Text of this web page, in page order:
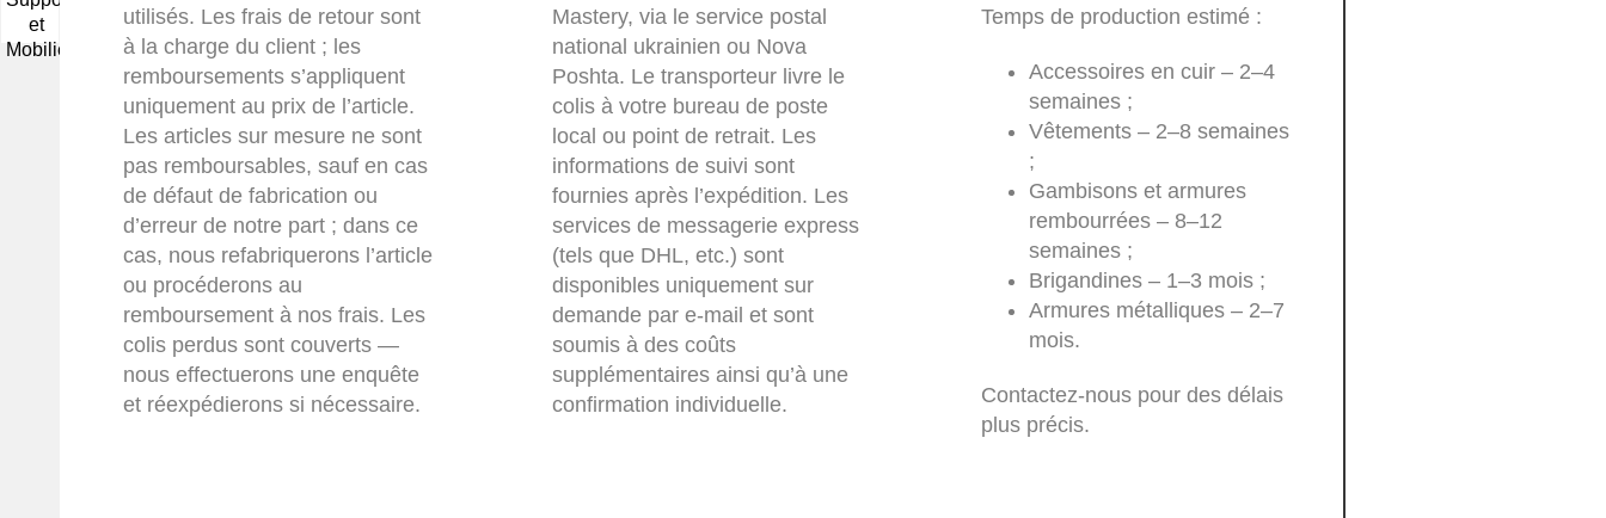
utilisés. Les frais de retour sont
à la charge du client ; les
remboursements s’appliquent
uniquement au prix de l’article.
Les articles sur mesure ne sont
pas remboursables, sauf en cas
de défaut de fabrication ou
d’erreur de notre part ; dans ce
cas, nous refabriquerons l’article
ou procéderons au
remboursement à nos frais. Les
colis perdus sont couverts —
nous effectuerons une enquête
et réexpédierons si nécessaire.
Mastery, via le service postal
national ukrainien ou Nova
Poshta. Le transporteur livre le
colis à votre bureau de poste
local ou point de retrait. Les
informations de suivi sont
fournies après l’expédition. Les
services de messagerie express
(tels que DHL, etc.) sont
disponibles uniquement sur
demande par e-mail et sont
soumis à des coûts
supplémentaires ainsi qu’à une
confirmation individuelle.
Temps de production estimé :
Accessoires en cuir – 2–4
semaines ;
Vêtements – 2–8 semaines
;
Gambisons et armures
rembourrées – 8–12
semaines ;
Brigandines – 1–3 mois ;
Armures métalliques – 2–7
mois.
Contactez-nous pour des délais
plus précis.